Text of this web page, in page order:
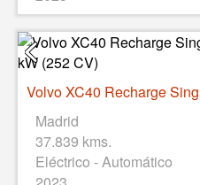
Madrid
37.839 kms.
Eléctrico - Automático